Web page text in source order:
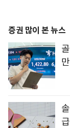
증권 많이 본 뉴스